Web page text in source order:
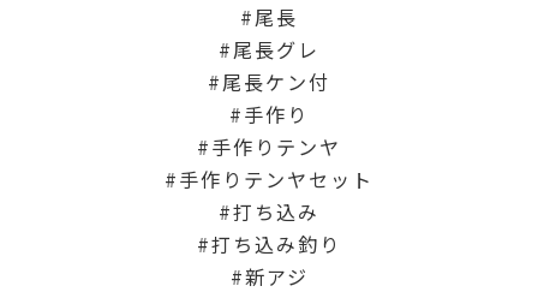
尾長
尾長グレ
尾長ケン付
手作り
手作りテンヤ
手作りテンヤセット
打ち込み
打ち込み釣り
新アジ